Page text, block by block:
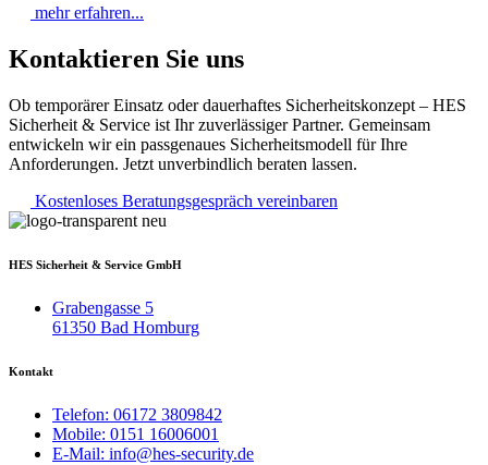
mehr erfahren...
Kontaktieren Sie uns
Ob temporärer Einsatz oder dauerhaftes Sicherheitskonzept – HES
Sicherheit & Service ist Ihr zuverlässiger Partner. Gemeinsam
entwickeln wir ein passgenaues Sicherheitsmodell für Ihre
Anforderungen. Jetzt unverbindlich beraten lassen.
Kostenloses Beratungsgespräch vereinbaren
HES Sicherheit & Service GmbH
Grabengasse 5
61350 Bad Homburg
Kontakt
Telefon: 06172 3809842
Mobile: 0151 16006001
E-Mail: info@hes-security.de